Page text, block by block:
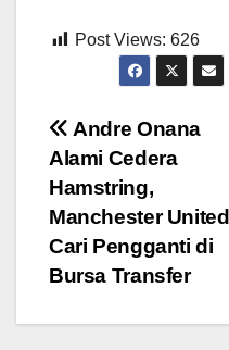
Post Views: 626
Post
navigation
Andre Onana
Alami Cedera
Hamstring,
Manchester United
Cari Pengganti di
Bursa Transfer